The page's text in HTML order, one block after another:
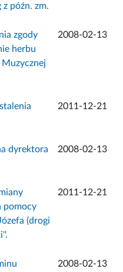
późn. zm.
zgody
herbu
2008-02-13
2011-12-21
dyrektora
2008-02-13
pomocy
(drogi
2011-12-21
2008-02-13